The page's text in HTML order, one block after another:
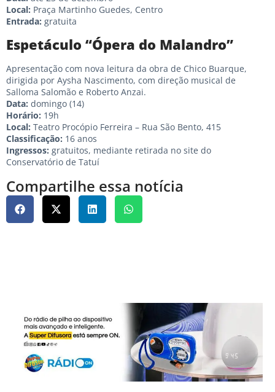
Local: Praça Martinho Guedes, Centro
Entrada: gratuita
Espetáculo “Ópera do Malandro”
Apresentação com nova leitura da obra de Chico Buarque,
dirigida por Aysha Nascimento, com direção musical de
Salloma Salomão e Roberto Anzai.
Data: domingo (14)
Horário: 19h
Local: Teatro Procópio Ferreira – Rua São Bento, 415
Classificação: 16 anos
Ingressos: gratuitos, mediante retirada no site do
Conservatório de Tatuí
Compartilhe essa notícia